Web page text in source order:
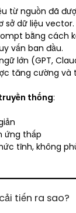
từ nguồn đã
sở dữ liệu vector.
bằng cách
vấn ban đầu.
lớn (GPT,
tăng cường và
thống:
ứng thấp
tĩnh, không
tiến ra sao?